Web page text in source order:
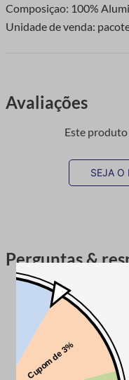
Composiçao: 100%
Unidade de venda:
Avaliações
Este
SEJA O
Perguntas &
Este
SEJA O